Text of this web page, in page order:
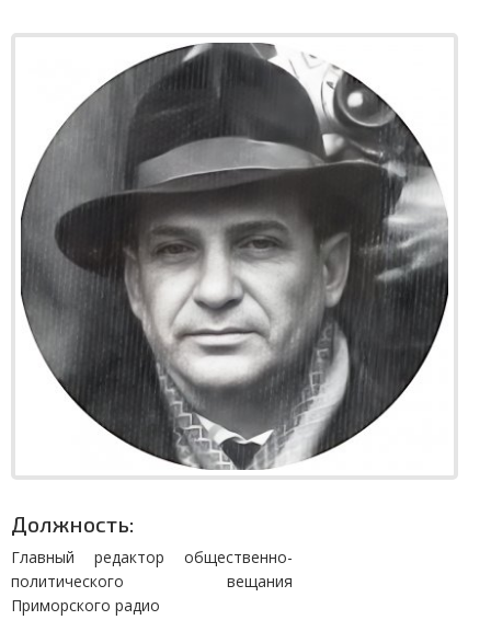
Должность:
Главный редактор общественно-
политического вещания
Приморского радио